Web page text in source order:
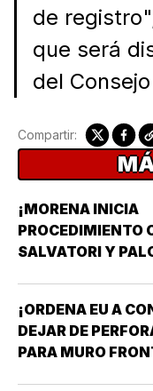
de
que será
del
Compartir:
¡MORENA INICIA
PROCEDIMIENTO
SALVATORI Y
¡ORDENA EU A
DEJAR DE
PARA MURO